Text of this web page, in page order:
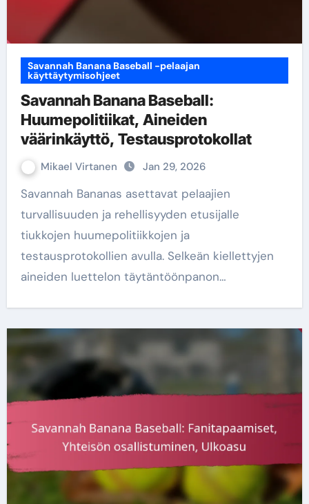
Savannah Banana Baseball -pelaajan
käyttäytymisohjeet
Savannah Banana Baseball:
Huumepolitiikat, Aineiden
väärinkäyttö, Testausprotokollat
Mikael Virtanen Jan 29, 2026
Savannah Bananas asettavat pelaajien
turvallisuuden ja rehellisyyden etusijalle
tiukkojen huumepolitiikkojen ja
testausprotokollien avulla. Selkeän kiellettyjen
aineiden luettelon täytäntöönpanon…